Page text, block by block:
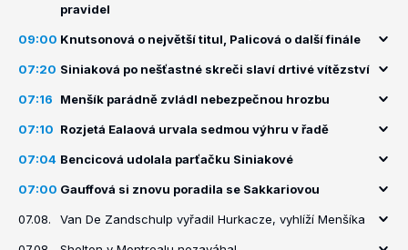
pravidel
09:00 Knutsonová o největší titul, Palicová o další finále
07:20 Siniaková po nešťastné skreči slaví drtivé vítězství
07:16 Menšík parádně zvládl nebezpečnou hrozbu
07:10 Rozjetá Ealaová urvala sedmou výhru v řadě
07:04 Bencicová udolala parťačku Siniakové
07:00 Gauffová si znovu poradila se Sakkariovou
07.08. Van De Zandschulp vyřadil Hurkacze, vyhlíží Menšíka